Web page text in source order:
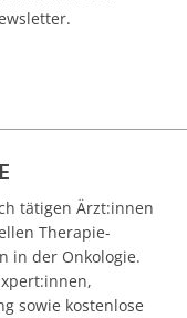
tätigen Ärzt:innen
Therapie-
in der Onkologie.
sowie kostenlose